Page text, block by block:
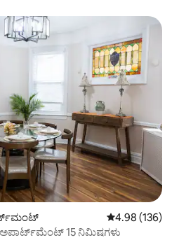
5 ರಲ್ಲಿ 4.98
4.98 (136)
ಅಪಾರ್ಟ್‌ಮೆಂಟ್ 15 ನಿಮಿಷಗಳು